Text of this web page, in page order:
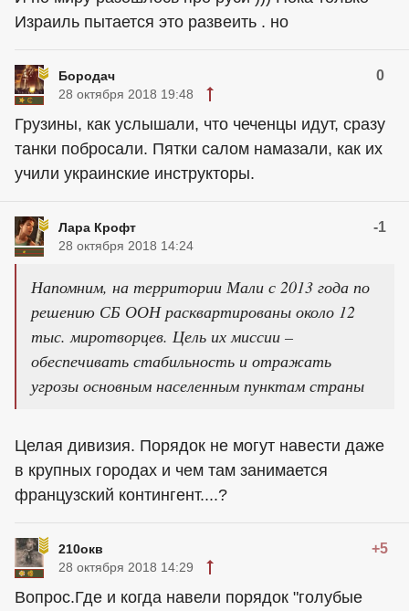
Израиль пытается это развеить . но
Бородач 0
28 октября 2018 19:48
Грузины, как услышали, что чеченцы идут, сразу
танки побросали. Пятки салом намазали, как их
учили украинские инструкторы.
Лара Крофт -1
28 октября 2018 14:24
Напомним, на территории Мали с 2013 года по
решению СБ ООН расквартированы около 12
тыс. миротворцев. Цель их миссии –
обеспечивать стабильность и отражать
угрозы основным населенным пунктам страны
Целая дивизия. Порядок не могут навести даже
в крупных городах и чем там занимается
французский контингент....?
210окв +5
28 октября 2018 14:29
Вопрос.Где и когда навели порядок "голубые